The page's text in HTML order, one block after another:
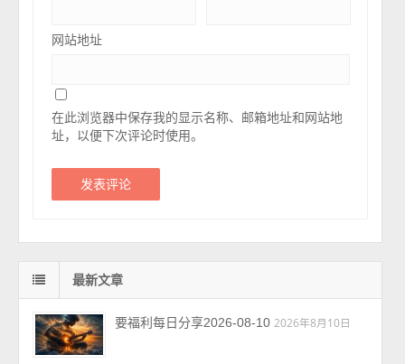
网站地址
在此浏览器中保存我的显示名称、邮箱地址和网站地
址，以便下次评论时使用。
最新文章
要福利每日分享2026-08-10 2026年8月10日